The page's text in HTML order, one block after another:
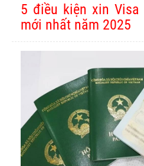
5 điều kiện xin Visa
mới nhất năm 2025